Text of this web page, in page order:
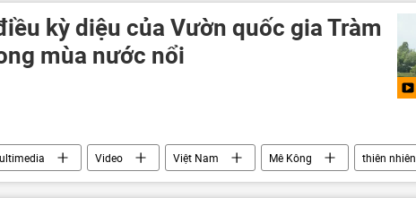
kỳ diệu của Vườn quốc gia Tràm
mùa nước nổi
Video Việt Nam Mê Kông
thiên nhiên